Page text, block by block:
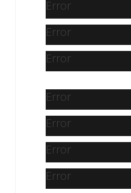
Error
Error
Error
Error
Error
Error
Error